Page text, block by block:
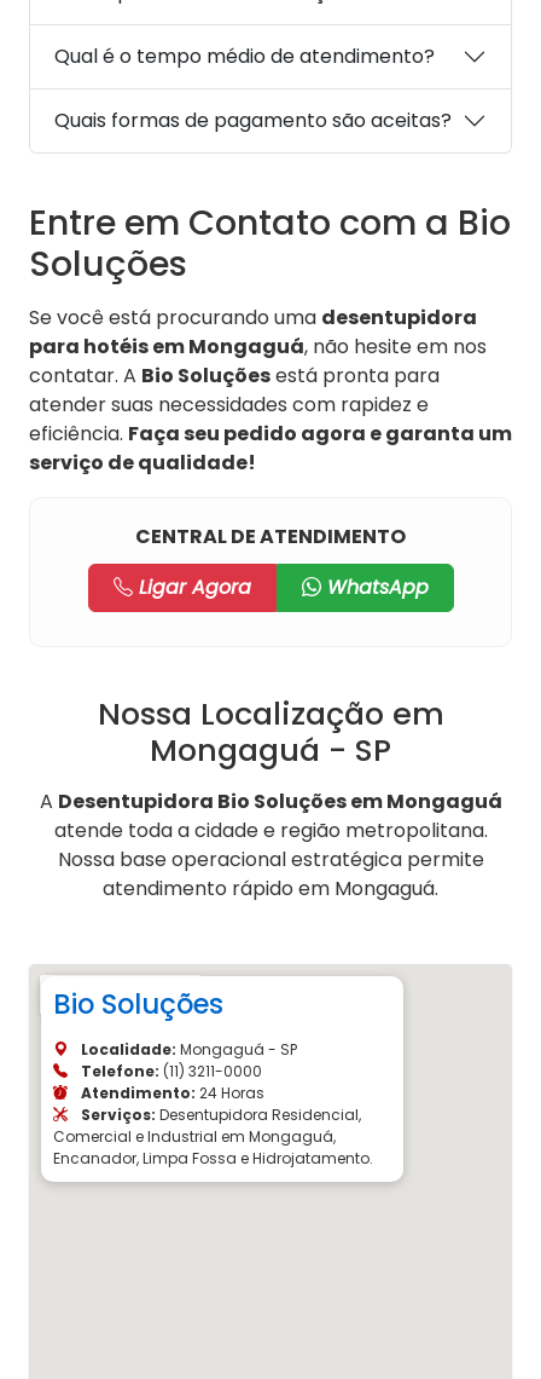
Qual é o tempo médio de atendimento?
Quais formas de pagamento são aceitas?
Entre em Contato com a Bio
Soluções
Se você está procurando uma desentupidora
para hotéis em Mongaguá, não hesite em nos
contatar. A Bio Soluçõesestá pronta para
atender suas necessidades com rapidez e
eficiência. Faça seu pedido agora e garanta um
serviço de qualidade!
CENTRAL DE ATENDIMENTO
Ligar Agora
WhatsApp
Nossa Localização em
Mongaguá - SP
A Desentupidora Bio Soluções em Mongaguá
atende toda a cidade e região metropolitana.
Nossa base operacional estratégica permite
atendimento rápido em Mongaguá.
Bio Soluções
Localidade: Mongaguá - SP
Telefone: (11) 3211-0000
Atendimento: 24 Horas
Serviços: Desentupidora Residencial,
Comercial e Industrial em Mongaguá,
Encanador, Limpa Fossa e Hidrojatamento.